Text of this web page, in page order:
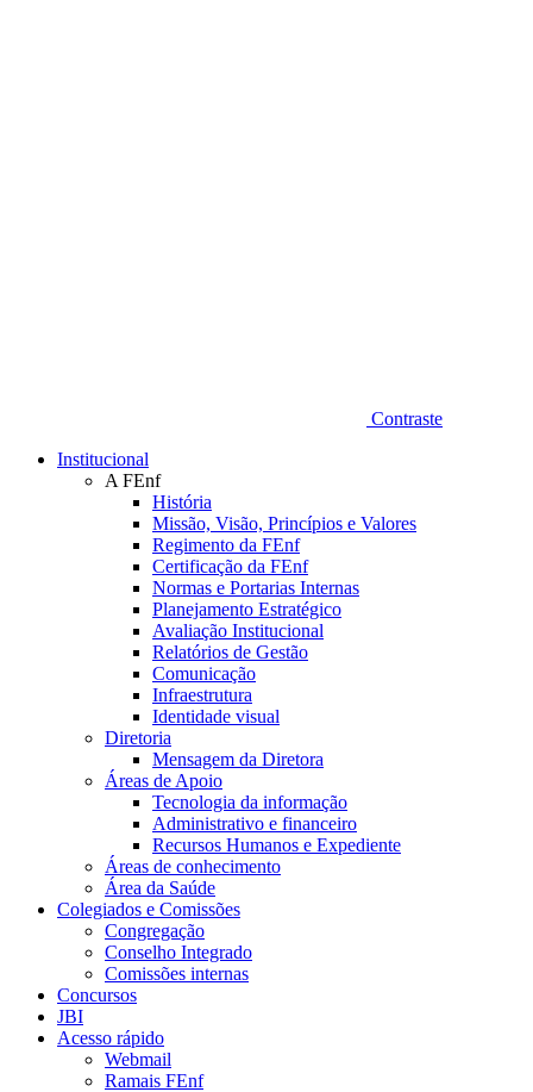
Contraste
Institucional
A FEnf
História
Missão, Visão, Princípios e Valores
Regimento da FEnf
Certificação da FEnf
Normas e Portarias Internas
Planejamento Estratégico
Avaliação Institucional
Relatórios de Gestão
Comunicação
Infraestrutura
Identidade visual
Diretoria
Mensagem da Diretora
Áreas de Apoio
Tecnologia da informação
Administrativo e financeiro
Recursos Humanos e Expediente
Áreas de conhecimento
Área da Saúde
Colegiados e Comissões
Congregação
Conselho Integrado
Comissões internas
Concursos
JBI
Acesso rápido
Webmail
Ramais FEnf